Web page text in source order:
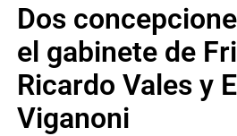
Dos
el gabinete de
Ricardo Vales y
Viganoni